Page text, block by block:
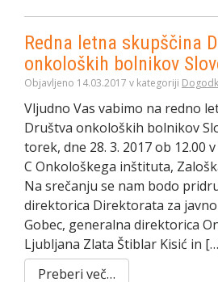
Redna letna skupščina
onkoloških bolnikov
Objavljeno 14.03.2017 v kategoriji
Vljudno Vas vabimo na redno
Društva onkoloških bolnikov
torek, dne 28. 3. 2017 ob 12.00
C Onkološkega inštituta,
Na srečanju se nam bodo
direktorica Direktorata za javno
Gobec, generalna direktorica
Ljubljana Zlata Štiblar Kisić in
Preberi več…